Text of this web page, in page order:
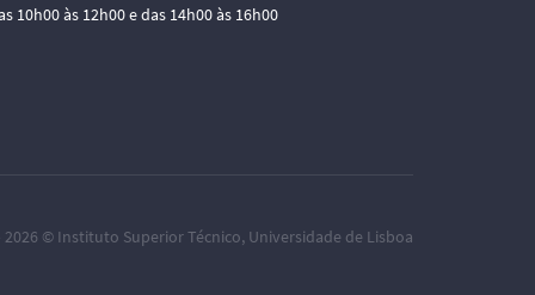
10h00 às 12h00 e das 14h00 às 16h00
2026 © Instituto Superior Técnico, Universidade de Lisboa